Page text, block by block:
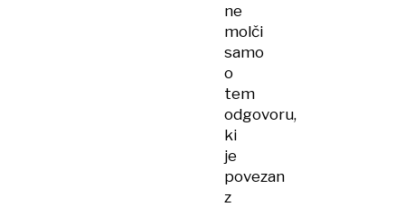
ne
molči
samo
o
tem
odgovoru,
ki
je
povezan
z